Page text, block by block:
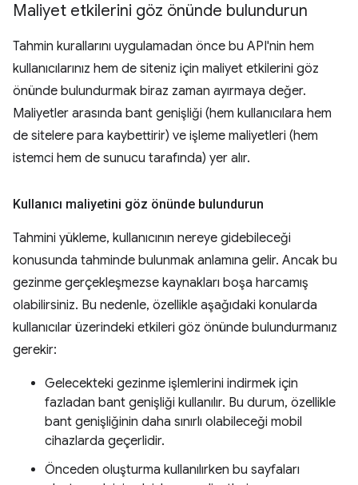
Maliyet etkilerini göz önünde bulundurun
Tahmin kurallarını uygulamadan önce bu API'nin hem
kullanıcılarınız hem de siteniz için maliyet etkilerini göz
önünde bulundurmak biraz zaman ayırmaya değer.
Maliyetler arasında bant genişliği (hem kullanıcılara hem
de sitelere para kaybettirir) ve işleme maliyetleri (hem
istemci hem de sunucu tarafında) yer alır.
Kullanıcı maliyetini göz önünde bulundurun
Tahmini yükleme, kullanıcının nereye gidebileceği
konusunda tahminde bulunmak anlamına gelir. Ancak bu
gezinme gerçekleşmezse kaynakları boşa harcamış
olabilirsiniz. Bu nedenle, özellikle aşağıdaki konularda
kullanıcılar üzerindeki etkileri göz önünde bulundurmanız
gerekir:
Gelecekteki gezinme işlemlerini indirmek için
fazladan bant genişliği kullanılır. Bu durum, özellikle
bant genişliğinin daha sınırlı olabileceği mobil
cihazlarda geçerlidir.
Önceden oluşturma kullanılırken bu sayfaları